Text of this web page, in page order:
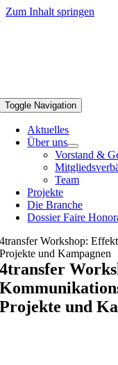
Zum Inhalt springen
Toggle Navigation
Aktuelles
Über uns
Vorstand &
Team
Projekte
Die Branche
Dossier Faire
4transfer Workshop:
Projekte und Kampagnen
4transfer
Projekte und